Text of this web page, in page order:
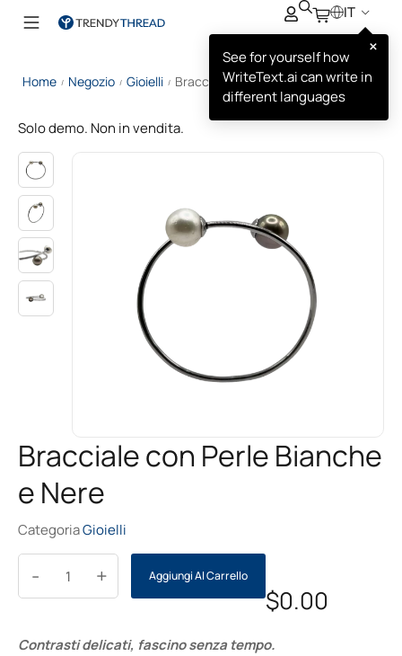
IT
×
See for yourself how
WriteText.ai can write in
different languages
Home / Negozio / Gioielli / Bracciale con Perle Bianche e Nere
Solo demo. Non in vendita.
Bracciale con Perle Bianche
e Nere
CategoriaGioielli
+
- Aggiungi Al Carrello
$0.00
Contrasti delicati, fascino senza tempo.